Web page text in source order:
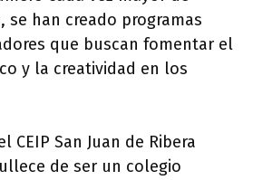
se han creado programas
que buscan fomentar el
y la creatividad en los
CEIP San Juan de Ribera
de ser un colegio